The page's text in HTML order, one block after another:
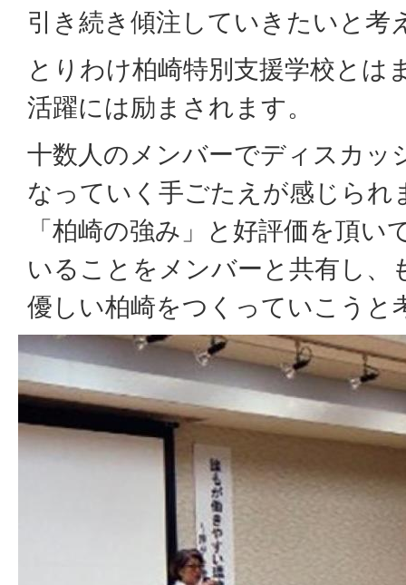
引き続き傾注していきたいと考
とりわけ柏崎特別支援学校とは
活躍には励まされます。
十数人のメンバーでディスカッ
なっていく手ごたえが感じられ
「柏崎の強み」と好評価を頂い
いることをメンバーと共有し、
優しい柏崎をつくっていこうと